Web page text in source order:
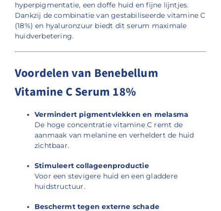
hyperpigmentatie, een doffe huid en fijne lijntjes.
Dankzij de combinatie van gestabiliseerde vitamine C
(18%) en hyaluronzuur biedt dit serum maximale
huidverbetering.
Voordelen van Benebellum
Vitamine C Serum 18%
Vermindert pigmentvlekken en melasma
De hoge concentratie vitamine C remt de
aanmaak van melanine en verheldert de huid
zichtbaar.
Stimuleert collageenproductie
Voor een stevigere huid en een gladdere
huidstructuur.
Beschermt tegen externe schade